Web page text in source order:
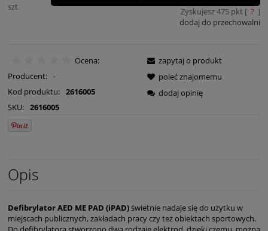
szt. Zyskujesz475pkt [ ? ]
dodaj do przechowalni
Ocena:
Producent: -
Kod produktu: 2616005
SKU: 2616005
zapytaj o produkt
poleć znajomemu
dodaj opinię
Opis
Defibrylator AED ME PAD (iPAD)świetnie nadaje się do użytku w
miejscach publicznych, zakładach pracy czy też obiektach sportowych.